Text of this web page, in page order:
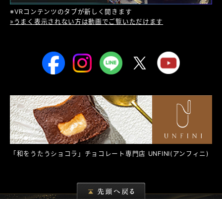
※VRコンテンツのタブが新しく開きます
»うまく表示されない方は動画でご覧いただけます
「和をうたうショコラ」チョコレート専門店 UNFINI(アンフィニ)